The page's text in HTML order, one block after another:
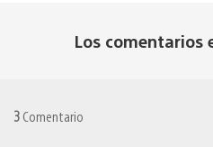
Los comentarios
3 Comentario